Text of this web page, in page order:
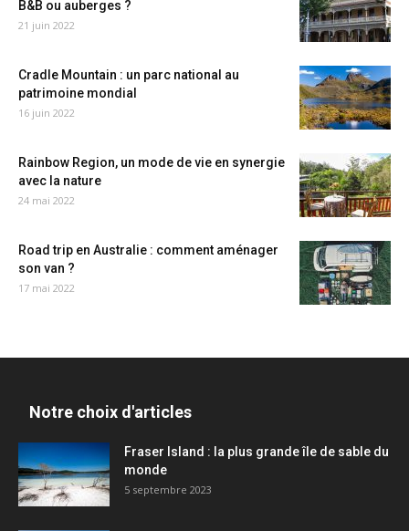
B&B ou auberges ?
21 juin 2022
Cradle Mountain : un parc national au
patrimoine mondial
16 juin 2022
Rainbow Region, un mode de vie en synergie
avec la nature
24 mai 2022
Road trip en Australie : comment aménager
son van ?
17 mai 2022
Notre choix d'articles
Fraser Island : la plus grande île de sable du
monde
5 septembre 2023